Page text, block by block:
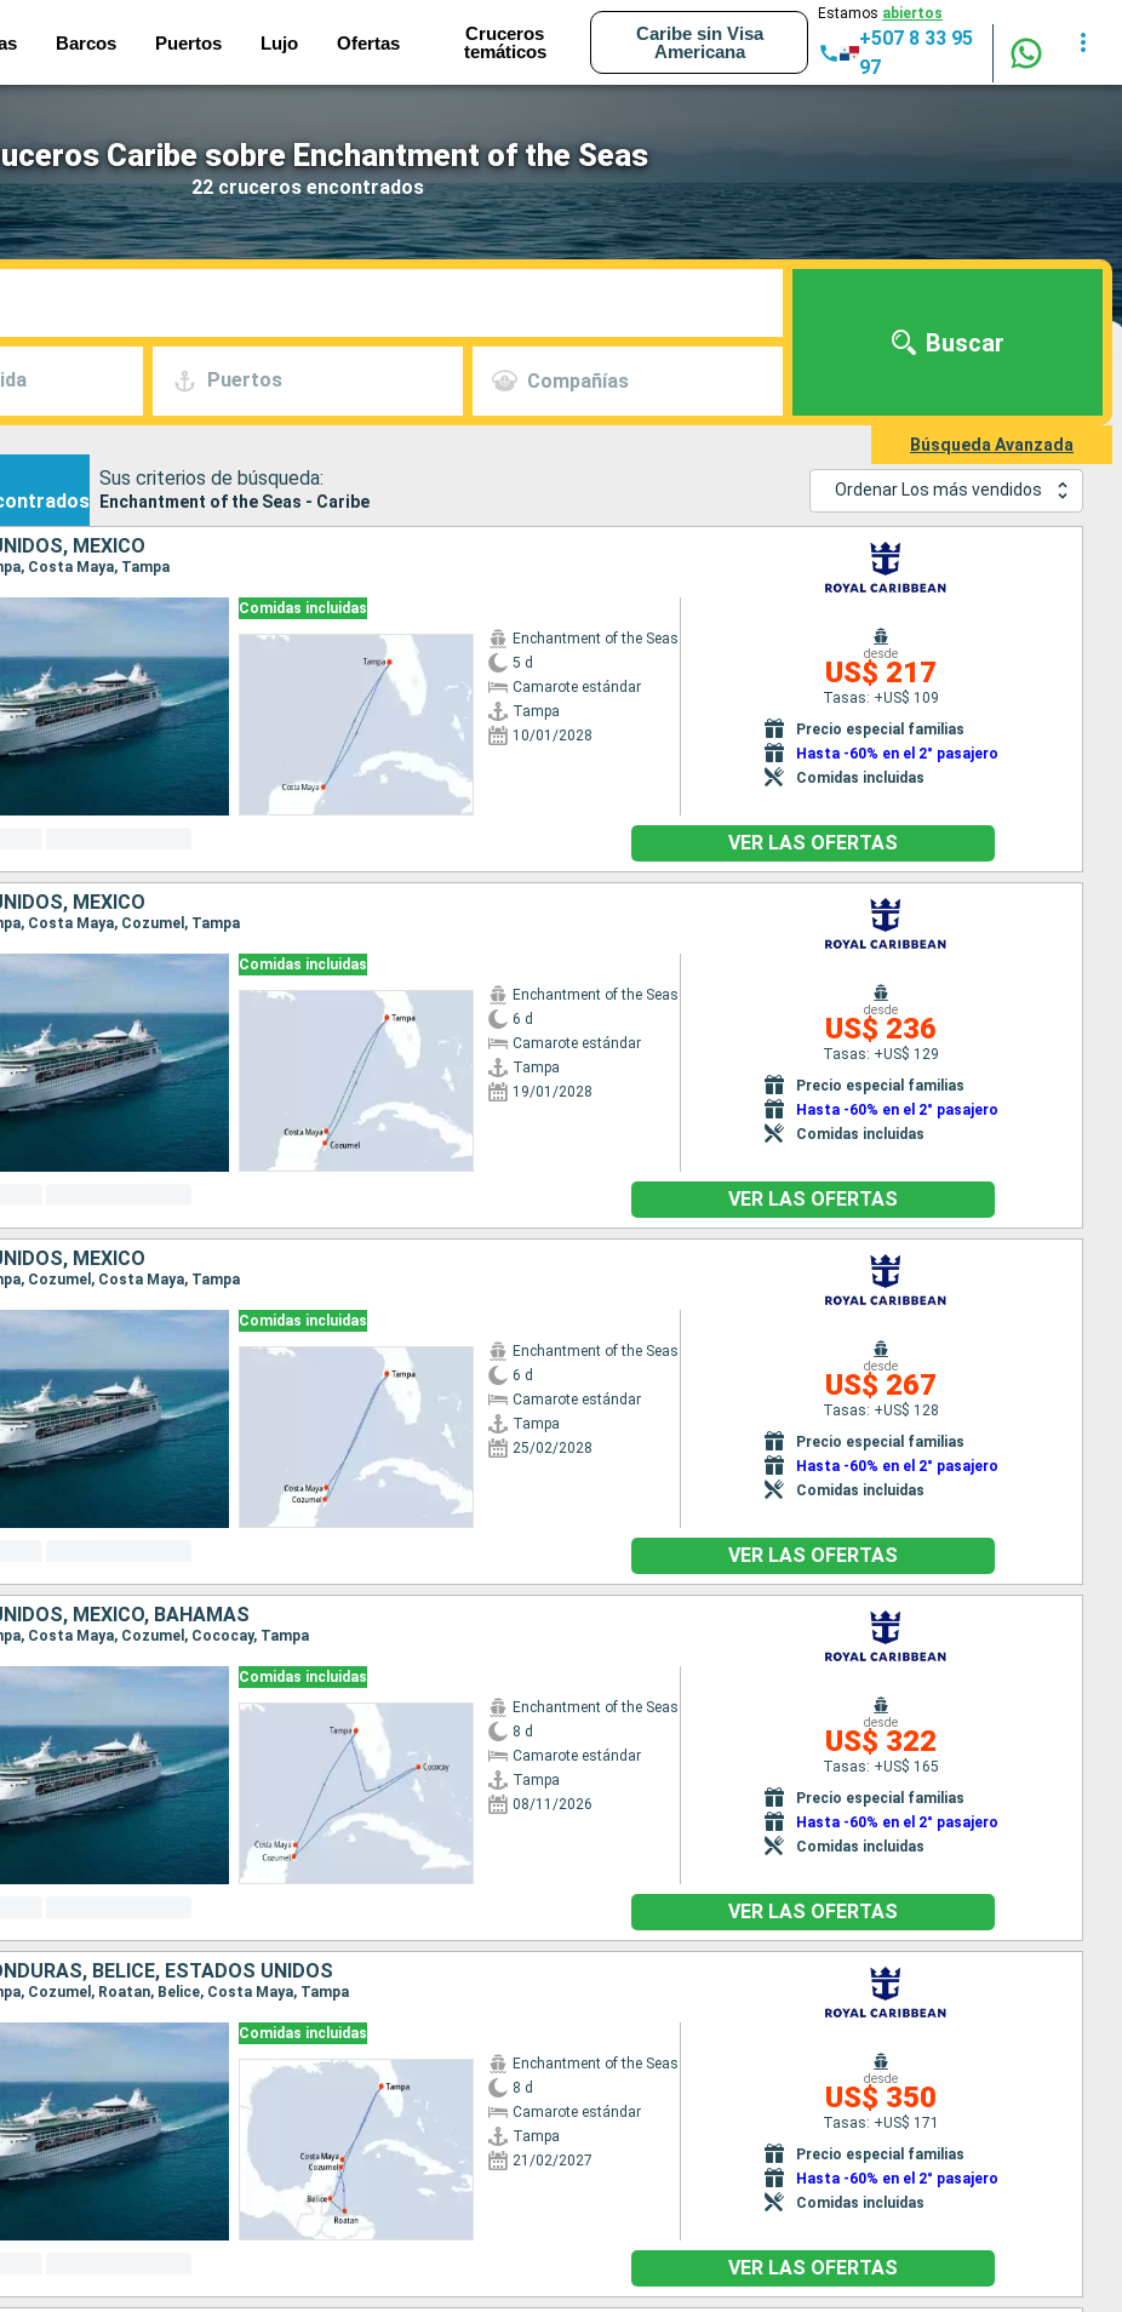
Barcos Puertos Lujo Ofertas
Cruceros
temáticos
Caribe sin Visa
Americana
Estamos abiertos
+507 8 33 95
97
Caribe sobre Enchantment of the Seas
22 cruceros encontrados
Puertos Compañías
Buscar
Búsqueda Avanzada
Sus criterios de búsqueda:
Enchantment of the Seas - Caribe
Ordenar Los más vendidos
MÉXICO
Costa Maya, Tampa
Comidas incluidas
Enchantment of the Seas
5 d
Camarote estándar
Tampa
10/01/2028
desde
US$ 217
Tasas: +US$ 109
Precio especial familias
Hasta -60% en el 2° pasajero
Comidas incluidas
VER LAS OFERTAS
MÉXICO
Costa Maya, Cozumel, Tampa
Comidas incluidas
Enchantment of the Seas
6 d
Camarote estándar
Tampa
19/01/2028
desde
US$ 236
Tasas: +US$ 129
Precio especial familias
Hasta -60% en el 2° pasajero
Comidas incluidas
VER LAS OFERTAS
MÉXICO
Cozumel, Costa Maya, Tampa
Comidas incluidas
Enchantment of the Seas
6 d
Camarote estándar
Tampa
25/02/2028
desde
US$ 267
Tasas: +US$ 128
Precio especial familias
Hasta -60% en el 2° pasajero
Comidas incluidas
VER LAS OFERTAS
MÉXICO, BAHAMAS
Costa Maya, Cozumel, Cococay, Tampa
Comidas incluidas
Enchantment of the Seas
8 d
Camarote estándar
Tampa
08/11/2026
desde
US$ 322
Tasas: +US$ 165
Precio especial familias
Hasta -60% en el 2° pasajero
Comidas incluidas
VER LAS OFERTAS
BELICE, ESTADOS UNIDOS
Cozumel, Roatan, Belice, Costa Maya, Tampa
Comidas incluidas
Enchantment of the Seas
8 d
Camarote estándar
Tampa
21/02/2027
desde
US$ 350
Tasas: +US$ 171
Precio especial familias
Hasta -60% en el 2° pasajero
Comidas incluidas
VER LAS OFERTAS